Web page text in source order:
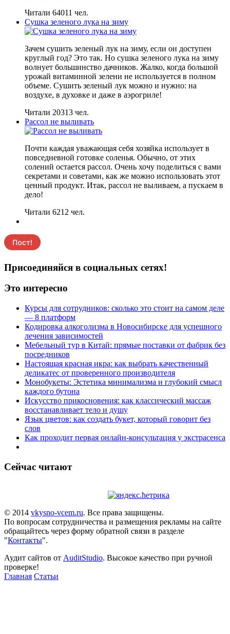
Читали 64011 чел.
Сушка зеленого лука на зиму
Зачем сушить зеленый лук на зиму, если он доступен
круглый год? Это так. Но сушка зеленого лука на зиму
волнует большинство дачников. Жалко, когда большой
урожай витаминной зелени не используется в полном
объеме. Сушить зеленый лук можно и нужно: на
воздухе, в духовке и даже в аэрогриле!
Читали 20313 чел.
Рассол не выливать
Почти каждая уважающая себя хозяйка использует в
повседневной готовке соленья. Обычно, от этих
солений остается рассол. Очень хочу поделиться с вами
секретами и советами, как же можно использовать этот
ценный продукт. Итак, рассол не выливаем, а пускаем в
дело!
Читали 6212 чел.
Присоединяйся в социальных сетях!
Это интересно
Курсы для сотрудников: сколько это стоит на самом деле
— 8 платформ
Кодировка алкоголизма в Новосибирске для успешного
лечения зависимостей
Мебельный тур в Китай: прямые поставки от фабрик без
посредников
Настоящая красная икра: как выбрать качественный
деликатес от проверенного производителя
Монобукеты: Эстетика минимализма и глубокий смысл
каждого бутона
Искусство прикосновения: как классический массаж
восстанавливает тело и душу
Язык цветов: как создать букет, который говорит без
слов
Как проходит первая онлайн-консультация у экстрасенса
Сейчас читают
© 2014 vkysno-vcem.ru. Все права защищены.
По вопросам сотрудничества и размещения рекламы на сайте
обращайтесь через форму обратной связи в разделе
"Контакты".
Аудит сайтов от AuditStudio. Высокое качество при ручной
проверке!
Главная Статьи